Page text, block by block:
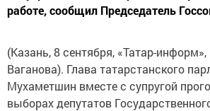
работе, сообщил Председатель
(Казань, 8 сентября, «Татар-информ»,
Ваганова). Глава татарстанского
Мухаметшин вместе с супругой
выборах депутатов